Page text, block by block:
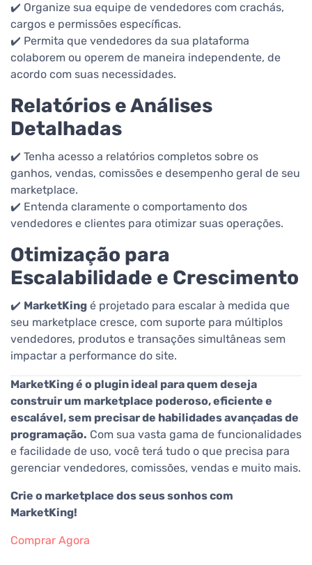
✔️ Organize sua equipe de vendedores com crachás,
cargos e permissões específicas.
✔️ Permita que vendedores da sua plataforma
colaborem ou operem de maneira independente, de
acordo com suas necessidades.
Relatórios e Análises
Detalhadas
✔️ Tenha acesso a relatórios completos sobre os
ganhos, vendas, comissões e desempenho geral de seu
marketplace.
✔️ Entenda claramente o comportamento dos
vendedores e clientes para otimizar suas operações.
Otimização para
Escalabilidade e Crescimento
✔️ MarketKing é projetado para escalar à medida que
seu marketplace cresce, com suporte para múltiplos
vendedores, produtos e transações simultâneas sem
impactar a performance do site.
MarketKing é o plugin ideal para quem deseja
construir um marketplace poderoso, eficiente e
escalável, sem precisar de habilidades avançadas de
programação. Com sua vasta gama de funcionalidades
e facilidade de uso, você terá tudo o que precisa para
gerenciar vendedores, comissões, vendas e muito mais.
Crie o marketplace dos seus sonhos com
MarketKing!
Comprar Agora